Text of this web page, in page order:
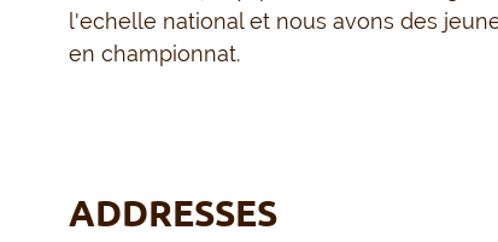
l'echelle national et nous avons des
en championnat.
ADDRESSES